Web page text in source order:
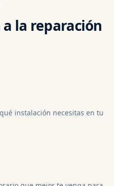
la reparación
instalación necesitas en tu